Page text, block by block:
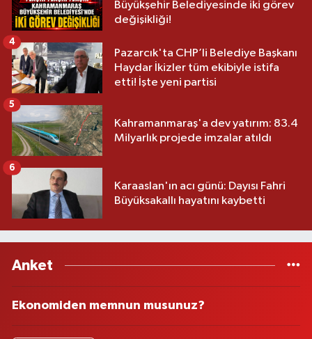
Büyükşehir Belediyesinde iki görev
değişikliği!
Pazarcık'ta CHP’li Belediye Başkanı
Haydar İkizler tüm ekibiyle istifa
etti! İşte yeni partisi
4
Kahramanmaraş'a dev yatırım: 83.4
Milyarlık projede imzalar atıldı
5
Karaaslan'ın acı günü: Dayısı Fahri
Büyüksakallı hayatını kaybetti
6
Anket
Ekonomiden memnun musunuz?